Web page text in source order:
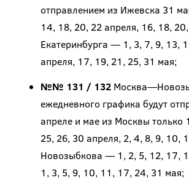
отправлением из Ижевска 31
14, 18, 20, 22 апреля, 16, 18,
Екатеринбурга ­— 1, 3, 7, 9, 13,
апреля, 17, 19, 21, 25, 31 мая;
№№ 131 / 132
ежедневного графика будут
апреле и мае из Москвы только
25, 26, 30 апреля, 2, 4, 8, 9, 10,
Новозыбкова — 1, 2, 5, 12, 17,
1, 3, 5, 9, 10, 11, 17, 24, 31 мая;